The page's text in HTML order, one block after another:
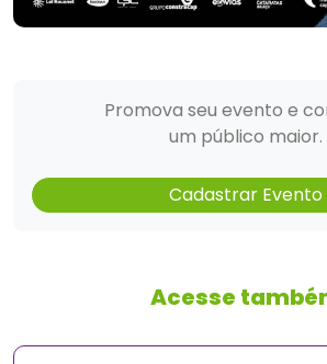
Promova seu evento e
um público maior.
Cadastrar Evento
Acesse